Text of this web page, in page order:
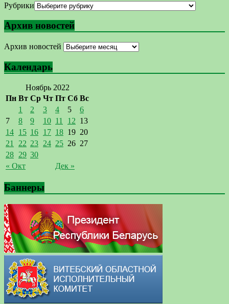
Рубрики
Архив новостей
Архив новостей
Календарь
Ноябрь 2022
Пн Вт Ср Чт Пт Сб Вс
« Окт Дек »
1 2 3 4 5
6
7
8 9 10 11 12 13
14 15 16 17 18 19 20
21 22 23 24 25 26 27
28 29 30
Баннеры